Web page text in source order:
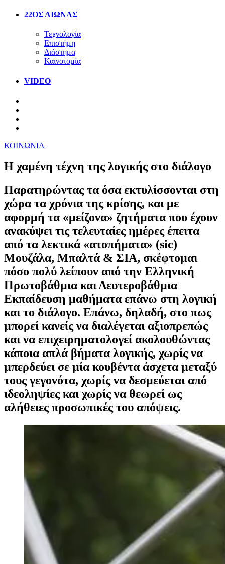
22ΟΣ ΑΙΩΝΑΣ
Τεχνολογία
Επιστήμη
Διάστημα
Καινοτομία
VIDEO
ΚΟΙΝΩΝΙΑ
Η χαμένη τέχνη της λογικής στο διάλογο
Παρατηρώντας τα όσα εκτυλίσσονται στη
χώρα τα χρόνια της κρίσης, και με
αφορμή τα «μείζονα» ζητήματα που έχουν
ανακύψει τις τελευταίες ημέρες έπειτα
από τα λεκτικά «ατοπήματα» (sic)
Μουζάλα, Μπαλτά & ΣΙΑ, σκέφτομαι
πόσο πολύ λείπουν από την Ελληνική
Πρωτοβάθμια και Δευτεροβάθμια
Εκπαίδευση μαθήματα επάνω στη λογική
και το διάλογο. Επάνω, δηλαδή, στο πως
μπορεί κανείς να διαλέγεται αξιοπρεπώς
και να επιχειρηματολογεί ακολουθώντας
κάποια απλά βήματα λογικής, χωρίς να
μπερδεύει σε μία κουβέντα άσχετα μεταξύ
τους γεγονότα, χωρίς να δεσμεύεται από
ιδεοληψίες και χωρίς να θεωρεί ως
αλήθειες προσωπικές του απόψεις.